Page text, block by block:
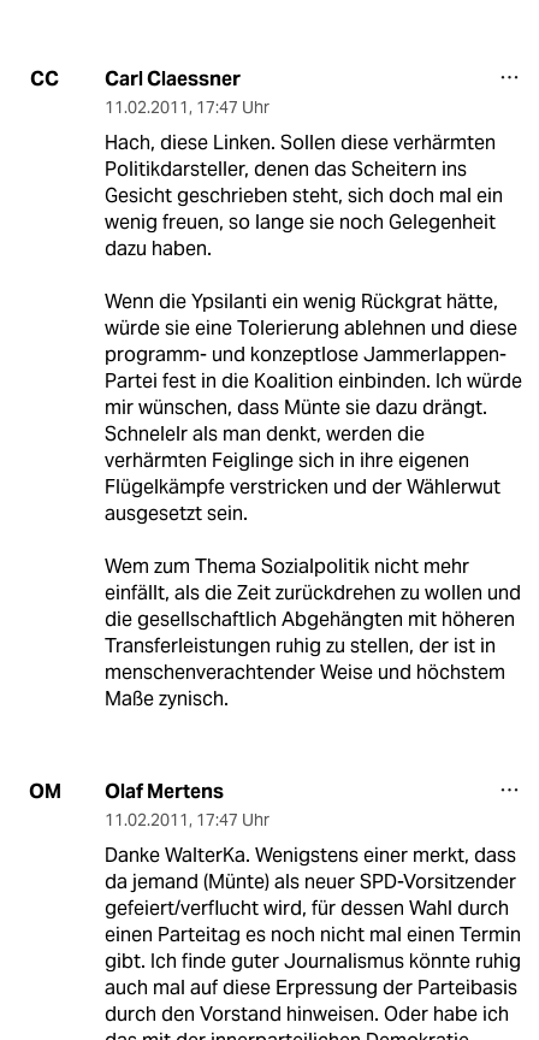
CC Carl Claessner
11.02.2011, 17:47 Uhr
Hach, diese Linken. Sollen diese verhärmten
Politikdarsteller, denen das Scheitern ins
Gesicht geschrieben steht, sich doch mal ein
wenig freuen, so lange sie noch Gelegenheit
dazu haben.
Wenn die Ypsilanti ein wenig Rückgrat hätte,
würde sie eine Tolerierung ablehnen und diese
programm- und konzeptlose Jammerlappen-
Partei fest in die Koalition einbinden. Ich würde
mir wünschen, dass Münte sie dazu drängt.
Schnelelr als man denkt, werden die
verhärmten Feiglinge sich in ihre eigenen
Flügelkämpfe verstricken und der Wählerwut
ausgesetzt sein.
Wem zum Thema Sozialpolitik nicht mehr
einfällt, als die Zeit zurückdrehen zu wollen und
die gesellschaftlich Abgehängten mit höheren
Transferleistungen ruhig zu stellen, der ist in
menschenverachtender Weise und höchstem
Maße zynisch.
OM Olaf Mertens
11.02.2011, 17:47 Uhr
Danke WalterKa. Wenigstens einer merkt, dass
da jemand (Münte) als neuer SPD-Vorsitzender
gefeiert/verflucht wird, für dessen Wahl durch
einen Parteitag es noch nicht mal einen Termin
gibt. Ich finde guter Journalismus könnte ruhig
auch mal auf diese Erpressung der Parteibasis
durch den Vorstand hinweisen. Oder habe ich